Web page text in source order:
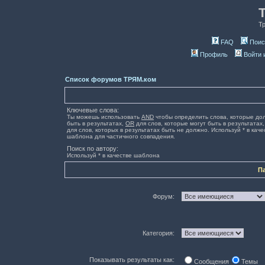
FAQ
Профиль
Войти
Список форумов ТРЯМ.ком
Ключевые слова:
Ты можешь использовать AND чтобы определить слова, которые
быть в результатах, OR для слов, которые могут быть в
для слов, которых в результатах быть не должно. Используй * в
шаблона для частичного совпадения.
Поиск по автору:
Используй * в качестве шаблона
Форум:
Категория:
Показывать результаты как: Сообщения Темы